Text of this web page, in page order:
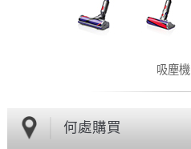
吸塵機
何處購買